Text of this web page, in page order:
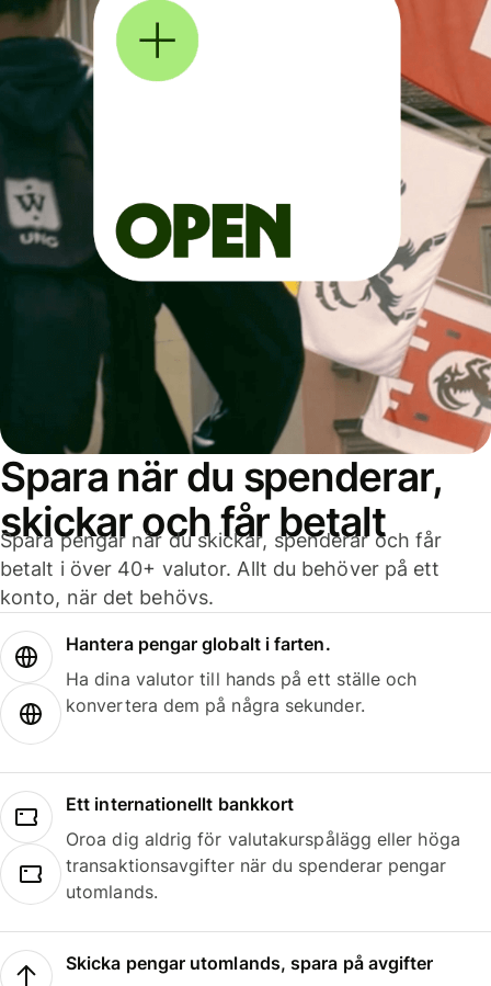
Spara när du spenderar,
skickar och får betalt
Spara pengar när du skickar, spenderar och får
betalt i över 40+ valutor. Allt du behöver på ett
konto, när det behövs.
Hantera pengar globalt i farten.
Ha dina valutor till hands på ett ställe och
konvertera dem på några sekunder.
Ett internationellt bankkort
Oroa dig aldrig för valutakurspålägg eller höga
transaktionsavgifter när du spenderar pengar
utomlands.
Skicka pengar utomlands, spara på avgifter